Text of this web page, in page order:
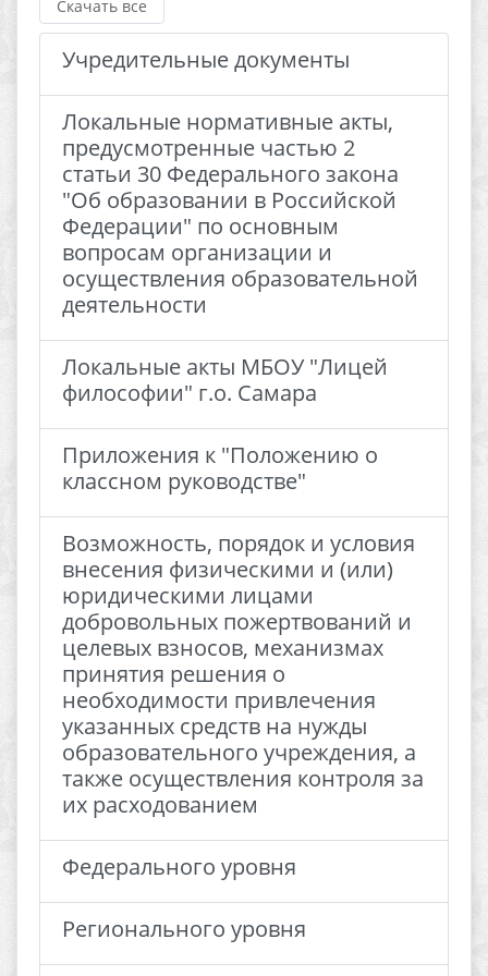
Скачать все
Учредительные документы
Локальные нормативные акты,
предусмотренные частью 2
статьи 30 Федерального закона
"Об образовании в Российской
Федерации" по основным
вопросам организации и
осуществления образовательной
деятельности
Локальные акты МБОУ "Лицей
философии" г.о. Самара
Приложения к "Положению о
классном руководстве"
Возможность, порядок и условия
внесения физическими и (или)
юридическими лицами
добровольных пожертвований и
целевых взносов, механизмах
принятия решения о
необходимости привлечения
указанных средств на нужды
образовательного учреждения, а
также осуществления контроля за
их расходованием
Федерального уровня
Регионального уровня